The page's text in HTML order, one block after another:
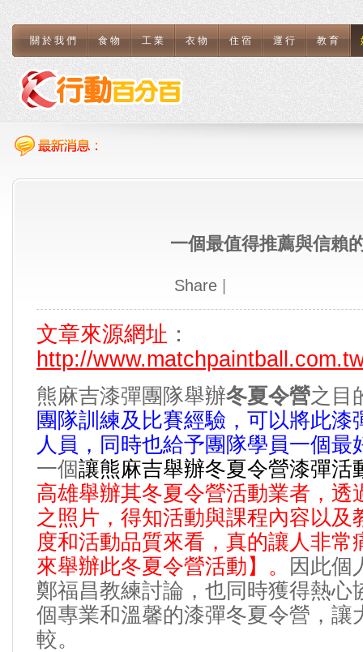
關於我們 食物 工業 衣物 住宿 運行 教育
一個最值得推薦與信賴
Share
文章來源網址 ：
http://
熊麻吉漆彈團隊舉辦冬夏令營之目
團隊訓練及比賽經驗，可以將此漆
人員，同時也給予團隊學員一個最
一個讓熊麻吉舉辦冬夏令營漆彈活
高雄舉辦其冬夏令營活動業者，透
之照片，得知活動與課程內容以及
度和活動品質來看，真的讓人非常
來舉辦此冬夏令營活動 】 。
因此個
鄭福昌教練討論，也同時獲得熱心
個專業和溫馨的漆彈冬夏令營，讓
較。